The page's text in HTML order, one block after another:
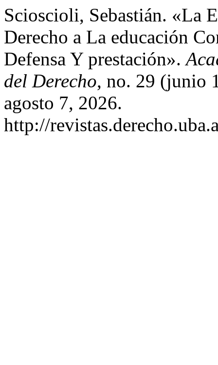
Scioscioli, Sebastián. «La
Derecho a La educación
Defensa Y prestación».
del Derecho, no. 29 (junio
agosto 7, 2026.
http://